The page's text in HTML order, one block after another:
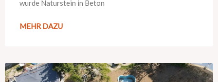
wurde Naturstein in Beton
MEHR DAZU